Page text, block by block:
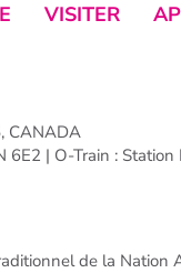
VISITER
CANADA
6E2 | O-Train : Station
de la Nation